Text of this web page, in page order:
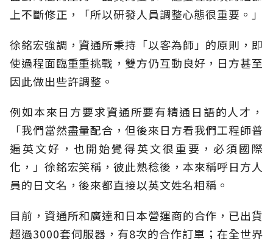
上不斷修正，「所以研發人員調整心態很重要。」
徐銘宏強調，資通所秉持「以客為師」的原則，即
使過程面臨重重挑戰，雙方仍互動良好，日方甚至
因此做出些許調整。
例如本來日方要求資通所要有精通日語的人才，
「我們當然盡量配合，但後來日方看我們工程師普
遍英文好，也開始覺得英文很重要，必須國際
化，」徐銘宏笑稱，彼此熟稔後，本來稱呼日方人
員的日文名，後來都直接以英文姓名相稱。
目前，資通所和廣達和日本營運商的合作，已出貨
超過3000套伺服器，有8次的合作訂單；在全世界